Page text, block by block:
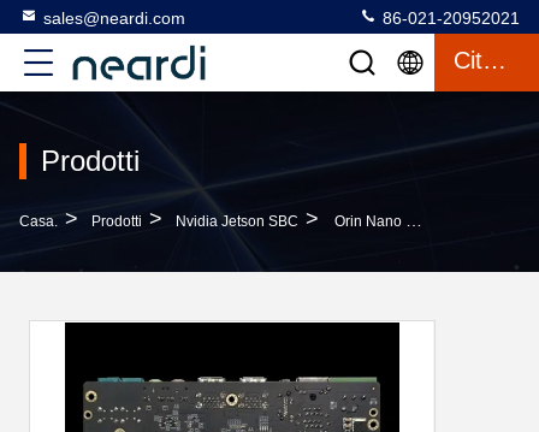
sales@neardi.com 86-021-20952021
Citazione
Prodotti
Casa. > Prodotti > Nvidia Jetson SBC > Orin Nano LKD Nvidia Jetson SBC Single Board Computer 6xA78 OEM